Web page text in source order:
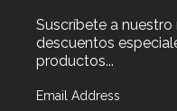
Suscríbete a
descuentos
productos...
Email Address